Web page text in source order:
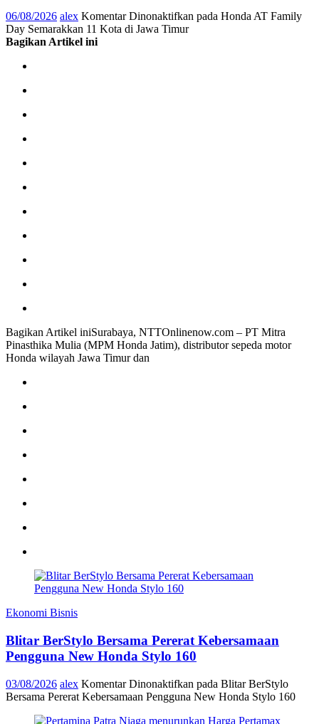
06/08/2026 alex Komentar Dinonaktifkan pada Honda AT Family
Day Semarakkan 11 Kota di Jawa Timur
Bagikan Artikel ini
Bagikan Artikel iniSurabaya, NTTOnlinenow.com – PT Mitra
Pinasthika Mulia (MPM Honda Jatim), distributor sepeda motor
Honda wilayah Jawa Timur dan
Ekonomi Bisnis
Blitar BerStylo Bersama Pererat Kebersamaan
Pengguna New Honda Stylo 160
03/08/2026 alex Komentar Dinonaktifkan pada Blitar BerStylo
Bersama Pererat Kebersamaan Pengguna New Honda Stylo 160